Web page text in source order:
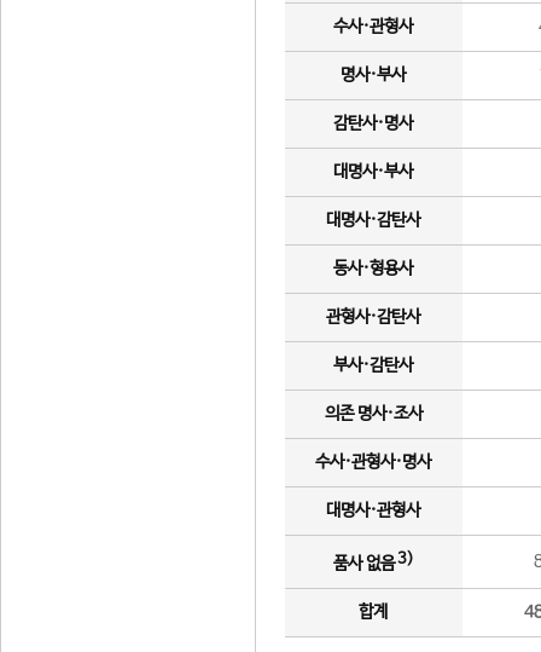
수사·관형사
명사·부사
감탄사·명사
대명사·부사
대명사·감탄사
동사·형용사
관형사·감탄사
부사·감탄사
의존 명사·조사
수사·관형사·명사
대명사·관형사
품사 없음3)
합계